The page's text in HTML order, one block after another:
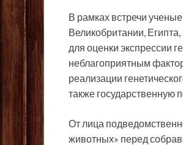
В рамках встречи
Великобритании,
для оценки экспрессии
неблагоприятным
реализации
также государственную
От лица
животных» перед